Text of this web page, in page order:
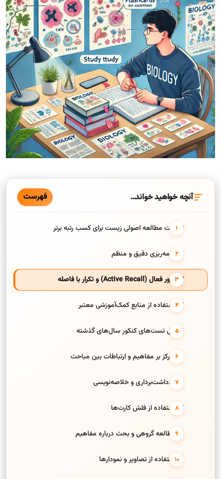
آنچه خواهید خواند… فهرست
اهمیت مطالعه اصولی زیست برای کسب رتبه برتر
1. برنامه‌ریزی دقیق و منظم
2. مرور فعال (Active Recall) و تکرار با فاصله
3. استفاده از منابع کمک‌آموزشی معتبر
4. حل تست‌های کنکور سال‌های گذشته
5. تمرکز بر مفاهیم و ارتباطات بین مباحث
6. یادداشت‌برداری و خلاصه‌نویسی
7. استفاده از فلش کارت‌ها
8. مطالعه گروهی و بحث درباره مفاهیم
9. استفاده از تصاویر و نمودارها